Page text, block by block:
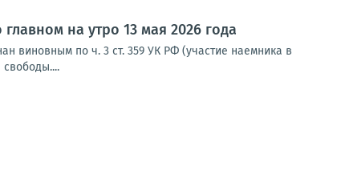
на утро 13 мая 2026 года
виновным по ч. 3 ст. 359 УК РФ (участие наемника в